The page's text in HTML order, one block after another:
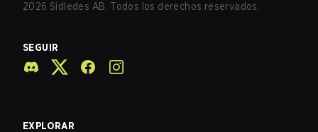
2026 Sidledes AB. Todos los derechos reservados.
SEGUIR
EXPLORAR